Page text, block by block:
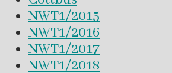
NWT1/2015
NWT1/2016
NWT1/2017
NWT1/2018